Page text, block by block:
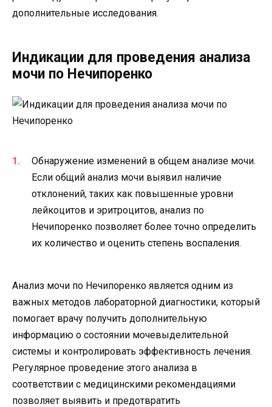
дополнительные исследования.
Индикации для проведения анализа
мочи по Нечипоренко
Обнаружение изменений в общем анализе мочи.
Если общий анализ мочи выявил наличие
отклонений, таких как повышенные уровни
лейкоцитов и эритроцитов, анализ по
Нечипоренко позволяет более точно определить
их количество и оценить степень воспаления.
Анализ мочи по Нечипоренко является одним из
важных методов лабораторной диагностики, который
помогает врачу получить дополнительную
информацию о состоянии мочевыделительной
системы и контролировать эффективность лечения.
Регулярное проведение этого анализа в
соответствии с медицинскими рекомендациями
позволяет выявить и предотвратить